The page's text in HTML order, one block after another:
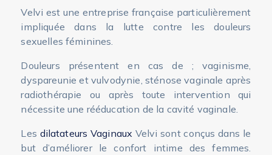
Velvi est une entreprise française particulièrement
impliquée dans la lutte contre les douleurs
sexuelles féminines.
Douleurs présentent en cas de ; vaginisme,
dyspareunie et vulvodynie, sténose vaginale après
radiothérapie ou après toute intervention qui
nécessite une rééducation de la cavité vaginale.
Les dilatateurs Vaginaux Velvi sont conçus dans le
but d’améliorer le confort intime des femmes.